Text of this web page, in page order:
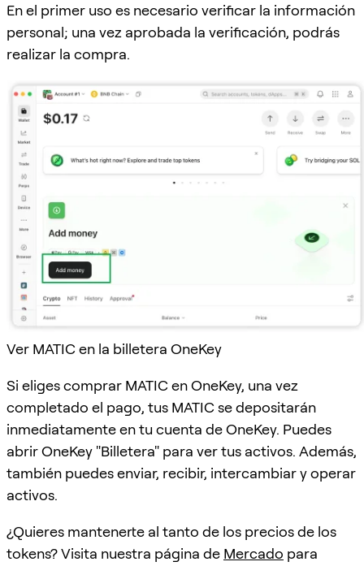
En el primer uso es necesario verificar la información
personal; una vez aprobada la verificación, podrás
realizar la compra.
Ver MATIC en la billetera OneKey
Si eliges comprar MATIC en OneKey, una vez
completado el pago, tus MATIC se depositarán
inmediatamente en tu cuenta de OneKey. Puedes
abrir OneKey "Billetera" para ver tus activos. Además,
también puedes enviar, recibir, intercambiar y operar
activos.
¿Quieres mantenerte al tanto de los precios de los
tokens? Visita nuestra página de Mercado para